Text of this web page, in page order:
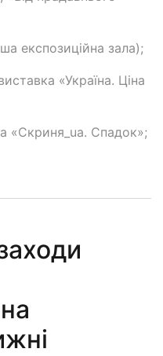
експозиційна зала);
«Україна. Ціна
«Скриня_ua. Спадок»;